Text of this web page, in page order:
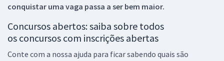
conquistar uma vaga passa a ser bem maior.
Concursos abertos: saiba sobre todos
os concursos com inscrições abertas
Conte com a nossa ajuda para ficar sabendo quais são